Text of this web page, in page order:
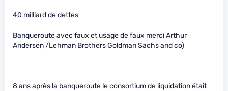
40 milliard de dettes
Banqueroute avec faux et usage de faux merci Arthur
Andersen /Lehman Brothers Goldman Sachs and co)
8 ans après la banqueroute le consortium de liquidation était